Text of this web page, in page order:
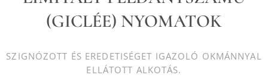
(GICLÉE) NYOMATOK
SZIGNÓZOTT ÉS EREDETISÉGET IGAZOLÓ OKMÁNNYAL
ELLÁTOTT ALKOTÁS.